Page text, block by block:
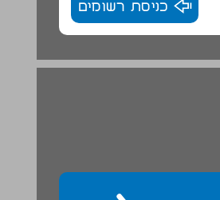
כניסת רשומים